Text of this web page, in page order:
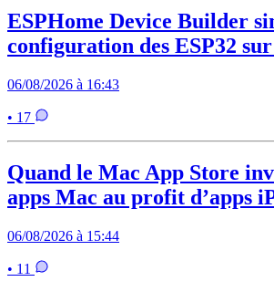
ESPHome Device Builder
configuration des ESP32
06/08/2026 à 16:43
• 17
Quand le Mac App Store
apps Mac au profit d’apps
06/08/2026 à 15:44
• 11